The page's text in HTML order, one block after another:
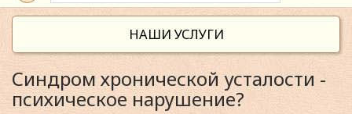
НАШИ УСЛУГИ
Синдром хронической усталости -
психическое нарушение?